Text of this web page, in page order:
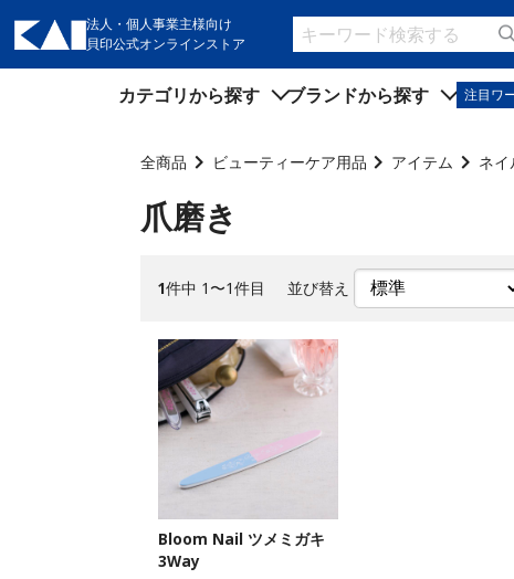
法人・個人事業主様向け
貝印公式オンラインストア
カテゴリから探す
ビューティーケア用品
裁縫・ソーイング用品
ブランドから探す
メンズケア用品
身だしなみ用品
裁縫・ソーイング用品
注目ワ
全商品 ビューティーケア用品 アイテム ネイ
爪磨き
1件中 1〜1件目 並び替え
Bloom Nail ツメミガキ
3Way